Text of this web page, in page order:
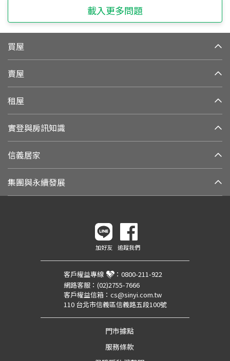
載入更多問題
買屋
賣屋
租屋
實登與房訊知識
信義居家
集團與永續發展
加好友 追蹤我們
客戶權益專線 ： 0800-211-922
網路客服： (02)2755-7666
客戶權益信箱： cs@sinyi.com.tw
110 台北市信義區信義路五段100號
門市據點
服務條款